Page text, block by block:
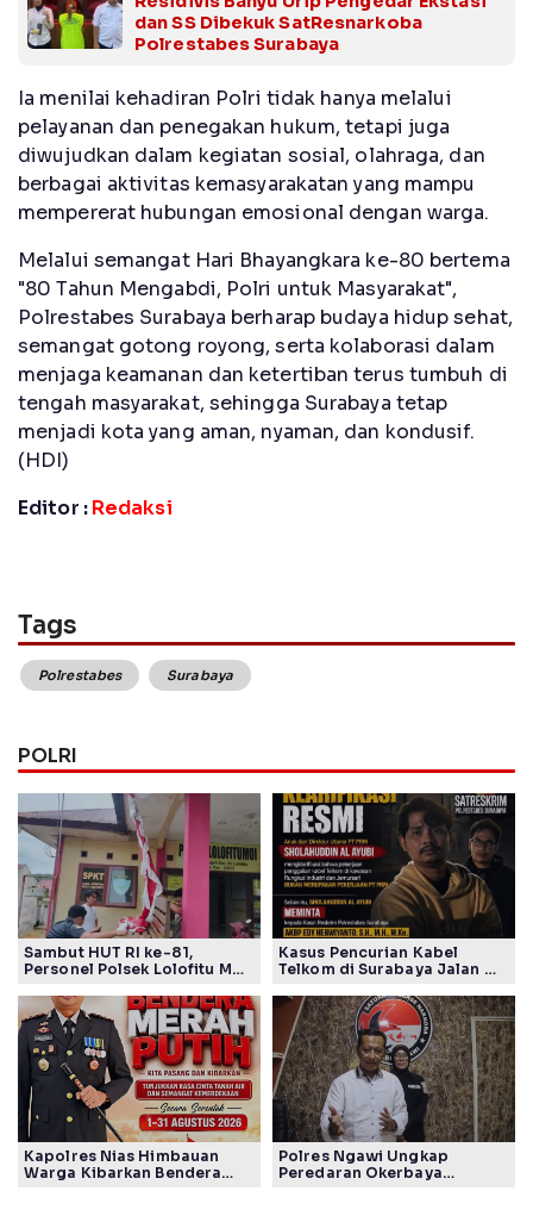
dan SS Dibekuk SatResnarkoba
Polrestabes Surabaya
Ia menilai kehadiran Polri tidak hanya melalui
pelayanan dan penegakan hukum, tetapi juga
diwujudkan dalam kegiatan sosial, olahraga, dan
berbagai aktivitas kemasyarakatan yang mampu
mempererat hubungan emosional dengan warga.
Melalui semangat Hari Bhayangkara ke-80 bertema
"80 Tahun Mengabdi, Polri untuk Masyarakat",
Polrestabes Surabaya berharap budaya hidup sehat,
semangat gotong royong, serta kolaborasi dalam
menjaga keamanan dan ketertiban terus tumbuh di
tengah masyarakat, sehingga Surabaya tetap
menjadi kota yang aman, nyaman, dan kondusif.
(HDI)
Editor :Redaksi
Tags
Polrestabes Surabaya
POLRI
Sambut HUT RI ke-81,
Personel Polsek Lolofitu Moi
dengan Nuansa Merah Putih
Kasus Pencurian Kabel
Telkom di Surabaya Jalan di
Komitmen Polrestabes
Jelang Sertijab Kasatreskrim
Kapolres Nias Himbauan
Warga Kibarkan Bendera
Polres Ngawi Ungkap
Peredaran Okerbaya